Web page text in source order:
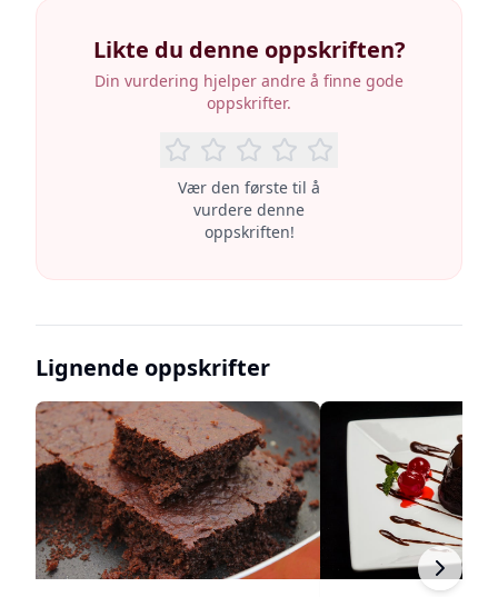
Likte du denne oppskriften?
Din vurdering hjelper andre å finne gode
oppskrifter.
Vær den første til å
vurdere denne
oppskriften!
Lignende oppskrifter